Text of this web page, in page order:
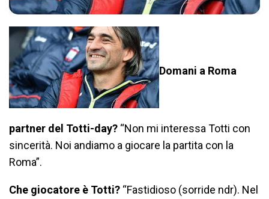
Domani a Roma
partner del Totti-day? “Non mi interessa Totti con
sincerità. Noi andiamo a giocare la partita con la
Roma”.
Che giocatore è Totti? “Fastidioso (sorride ndr). Nel